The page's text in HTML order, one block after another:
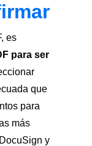
es
para ser
que
para
más
y